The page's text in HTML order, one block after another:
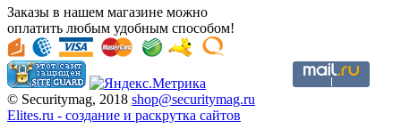
Заказы в нашем магазине можно
оплатить любым удобным способом!
© Securitymag, 2018 shop@securitymag.ru
Elites.ru - cоздание и раскрутка сайтов